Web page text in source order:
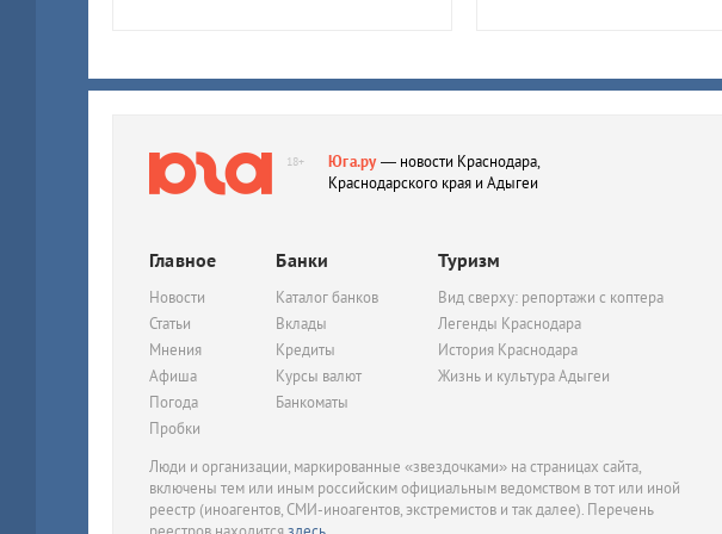
18+ Юга.ру— новости Краснодара,
Краснодарского края и Адыгеи
Главное
Новости
Статьи
Мнения
Афиша
Погода
Пробки
Банки
Каталог банков
Вклады
Кредиты
Курсы валют
Банкоматы
Туризм
Вид сверху: репортажи с коптера
Легенды Краснодара
История Краснодара
Жизнь и культура Адыгеи
Люди и организации, маркированные «звездочками» на страницах сайта,
включены тем или иным российским официальным ведомством в тот или иной
реестр (иноагентов, СМИ-иноагентов, экстремистов и так далее). Перечень